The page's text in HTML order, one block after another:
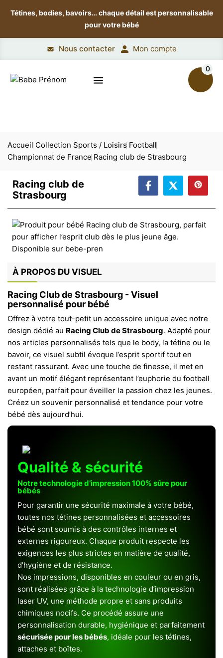
Tétines, bodies, bavoirs…chaque détail est personnalisable
pour votre bébé
Nous contacter Mon compte
0
Accueil Collection Sports / Loisirs Football
Championnat de France Racing club de Strasbourg
Racing club de
Strasbourg
À PROPOS DU VISUEL
Racing Club de Strasbourg - Visuel
personnalisé pour bébé
Offrez à votre tout-petit un accessoire unique avec notre
design dédié au Racing Club de Strasbourg. Adapté pour
nos articles personnalisés tels que le body, la tétine ou le
bavoir, ce visuel subtil évoque l’esprit sportif tout en
restant rassurant. Avec une touche de finesse, il met en
avant un motif élégant représentant l’euphorie du football
européen, parfait pour éveiller la passion chez les jeunes.
Créez un souvenir personnalisé et tendance pour votre
bébé dès aujourd’hui.
Qualité & sécurité
Notre technologie d’impression 100% sûre pour
bébés
Pour garantir une sécurité maximale à votre bébé,
toutes nos tétines personnalisées et accessoires
bébé sont soumis à des contrôles internes et
externes rigoureux. Chaque produit respecte les
exigences les plus strictes en matière de qualité,
d’hygiène et de résistance.
Nos impressions, disponibles en couleur ou en gris,
sont réalisées grâce à la technologie d’impression
laser UV, une méthode propre et sans produits
chimiques nocifs. Ce procédé assure une
personnalisation durable, hygiénique et parfaitement
sécurisée pour les bébés, idéale pour les tétines,
attaches et boîtes.